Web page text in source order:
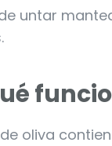
untar
de oliva